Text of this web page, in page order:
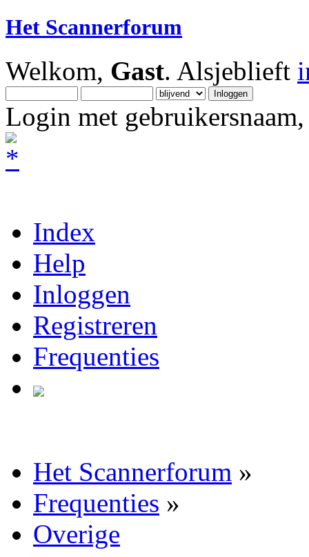
Het Scannerforum
Welkom, Gast. Alsjeblieft
Login met
Index
Help
Inloggen
Registreren
Frequenties
Het Scannerforum »
Frequenties »
Overige